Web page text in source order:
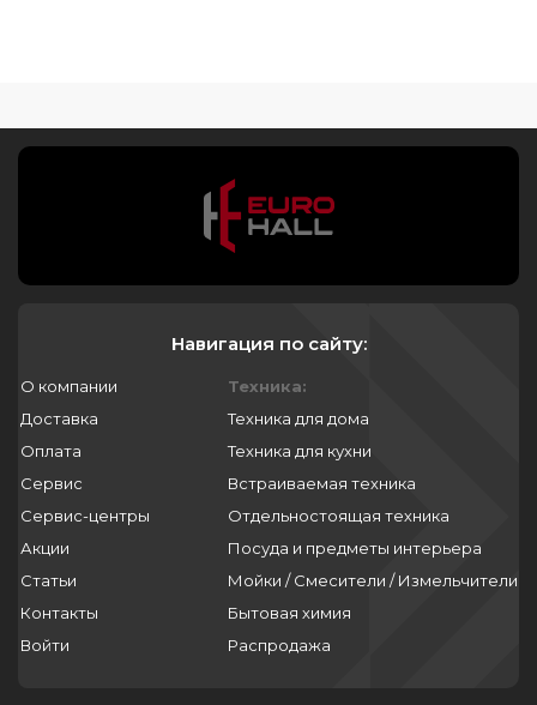
фильтр сливного насоса для стиральной
екатеринбурге
уплотнитель люка для стиральных машин
asko 708850
asko последняя модель стиральной
машины
бак для стиральной машины asko
уровень шума стиральных машин asko
Навигация по сайту:
О компании
Доставка
Оплата
Сервис
Сервис-центры
Акции
Статьи
Контакты
Войти
Техника:
Техника для дома
Техника для кухни
Встраиваемая техника
Отдельностоящая техника
Посуда и предметы интерьера
Мойки / Смесители / Измельчители
Бытовая химия
Распродажа